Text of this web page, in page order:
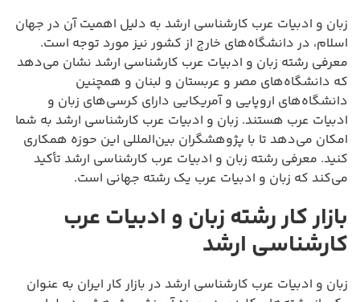
زبان و ادبیات عرب کارشناسی ارشد به دلیل اهمیت آن در جهان
اسلام، در دانشگاه‌های خارج از کشور نیز مورد توجه است.
معرفی رشته زبان و ادبیات عرب کارشناسی ارشد نشان می‌دهد
که دانشگاه‌های مصر و عربستان و لبنان و همچنین
دانشگاه‌های اروپایی و آمریکایی دارای کرسی‌های زبان و
ادبیات عرب هستند. زبان و ادبیات عرب کارشناسی ارشد به شما
امکان می‌دهد تا با پژوهشگران بین‌المللی این حوزه همکاری
کنید. معرفی رشته زبان و ادبیات عرب کارشناسی ارشد تأکید
می‌کند که زبان و ادبیات عرب یک رشته جهانی است.
بازار کار رشته زبان و ادبیات عرب
کارشناسی ارشد
زبان و ادبیات عرب کارشناسی ارشد در بازار کار ایران به عنوان